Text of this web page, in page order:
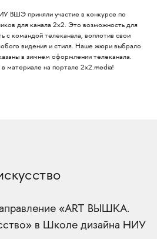
ВШЭ приняли участие в конкурсе по
для канала 2х2. Это возможность для
с командой телеканала, воплотив свои
видения и стиля. Наше жюри выбрало
в зимнем оформлении телеканала.
материале на портале 2x2.media!
«ART ВЫШКА.
в Школе дизайна НИУ